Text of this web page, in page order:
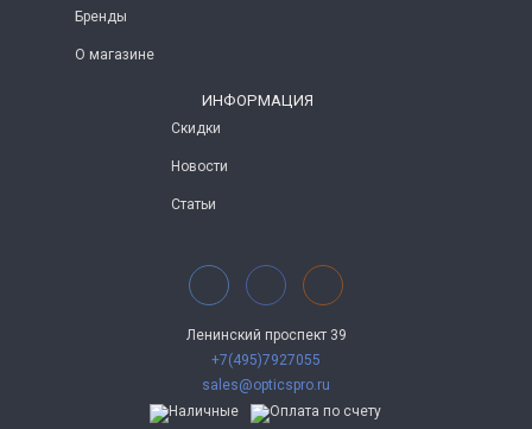
Бренды
О магазине
ИНФОРМАЦИЯ
Скидки
Новости
Статьи
Ленинский проспект 39
+7(495)7927055
sales@opticspro.ru